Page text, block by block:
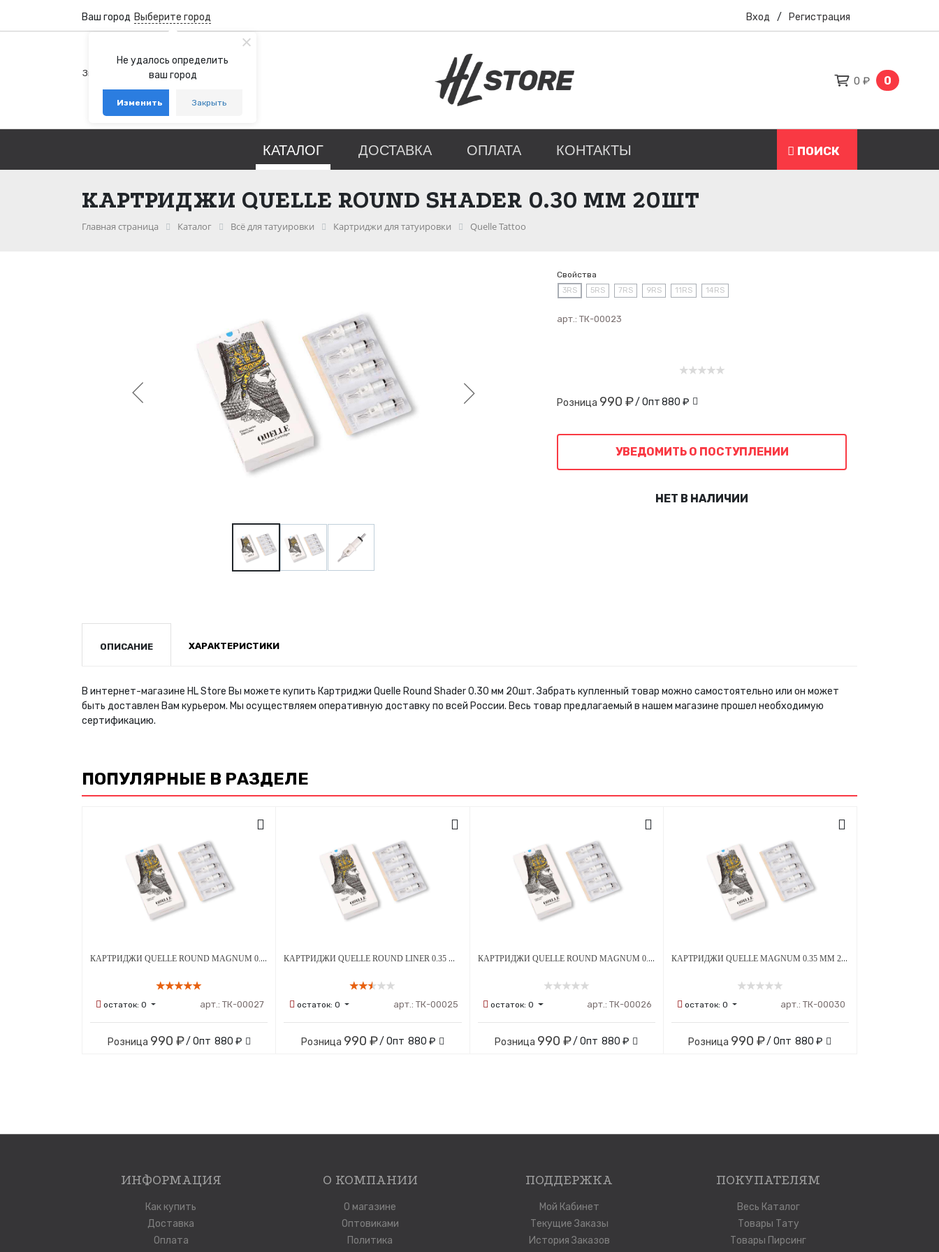
Не удалось определить
ваш город
Изменить Закрыть
Ваш город Выберите город Вход / Регистрация
+7 (800) 100-76-77
Звонок бесплатный по России
+7 (931) 978-88-88
telegram whatsapp
0 ₽ 0
КАТАЛОГ ДОСТАВКА ОПЛАТА КОНТАКТЫ ПОИСК
КАРТРИДЖИ QUELLE ROUND SHADER 0.30 ММ 20ШТ
Главная страница Каталог Всё для татуировки Картриджи для татуировки Quelle Tattoo
Свойства
3RS 5RS 7RS 9RS 11RS 14RS
арт.: ТК-00023
Розница 990 ₽/ Опт880 ₽
УВЕДОМИТЬ О ПОСТУПЛЕНИИ
НЕТ В НАЛИЧИИ
ОПИСАНИЕ ХАРАКТЕРИСТИКИ
В интернет-магазине HL Store Вы можете купить Картриджи Quelle Round Shader 0.30 мм 20шт. Забрать купленный товар можно самостоятельно или он может
быть доставлен Вам курьером. Мы осуществляем оперативную доставку по всей России. Весь товар предлагаемый в нашем магазине прошел необходимую
сертификацию.
ПОПУЛЯРНЫЕ В РАЗДЕЛЕ
КАРТРИДЖИ QUELLE ROUND MAGNUM 0.35 ММ 20ШТ
остаток: 0 арт.: ТК-00027
Розница 990 ₽/ Опт 880 ₽
КАРТРИДЖИ QUELLE ROUND LINER 0.35 ММ 20ШТ
остаток:0 арт.: ТК-00025
Розница 990 ₽/ Опт 880 ₽
КАРТРИДЖИ QUELLE ROUND MAGNUM 0.30 ММ 20ШТ
остаток:0 арт.: ТК-00026
Розница 990 ₽/ Опт 880 ₽
КАРТРИДЖИ QUELLE MAGNUM 0.35 ММ 20ШТ
остаток: 0 арт.: ТК-00030
Розница 990 ₽/ Опт 880 ₽
ИНФОРМАЦИЯ
Как купить
Доставка
Оплата
О КОМПАНИИ
О магазине
Оптовиками
Политика
ПОДДЕРЖКА
Мой Кабинет
Текущие Заказы
История Заказов
ПОКУПАТЕЛЯМ
Весь Каталог
Товары Тату
Товары Пирсинг